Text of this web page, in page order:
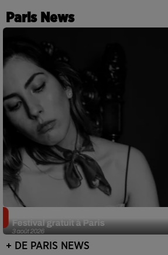
Paris News
3 août 2026
Festival gratuit à Paris
+ DE PARIS NEWS